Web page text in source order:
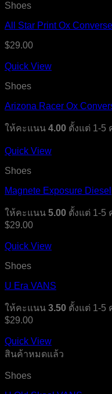
Shoes
All Star Print Ox Converse
$29.00
Quick View
Shoes
Arizona Racer Ox
ให้คะแนน 4.00 ตั้งแต่ 1-5
Quick View
Shoes
Magnete Exposure Diesel
ให้คะแนน 5.00 ตั้งแต่ 1-5
$29.00
Quick View
Shoes
U Era VANS
ให้คะแนน 3.50 ตั้งแต่ 1-5
$29.00
Quick View
สินค้าหมดแล้ว
Shoes